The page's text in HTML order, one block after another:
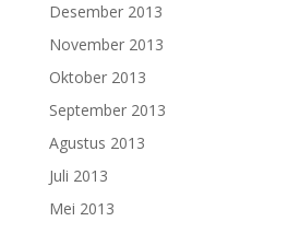
Desember 2013
November 2013
Oktober 2013
September 2013
Agustus 2013
Juli 2013
Mei 2013